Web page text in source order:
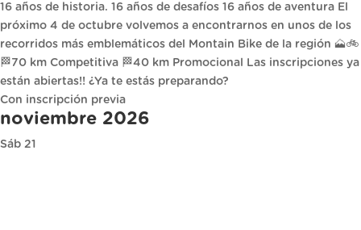
16 años de historia. 16 años de desafíos 16 años de aventura El
próximo 4 de octubre volvemos a encontrarnos en unos de los
recorridos más emblemáticos del Montain Bike de la región 🗻🚲
🏁70 km Competitiva 🏁40 km Promocional Las inscripciones ya
están abiertas!! ¿Ya te estás preparando?
Con inscripción previa
noviembre 2026
Sáb 21